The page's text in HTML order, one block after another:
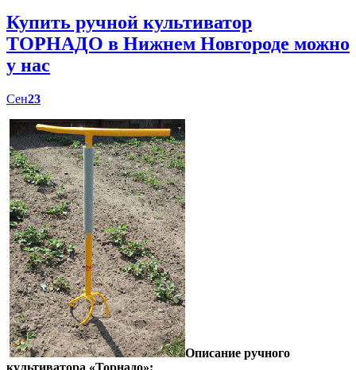
Купить ручной культиватор
ТОРНАДО в Нижнем Новгороде можно
у нас
Сен23
Описание ручного